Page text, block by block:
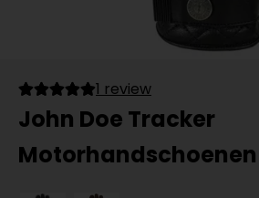
1 review
John Doe Tracker
Motorhandschoenen